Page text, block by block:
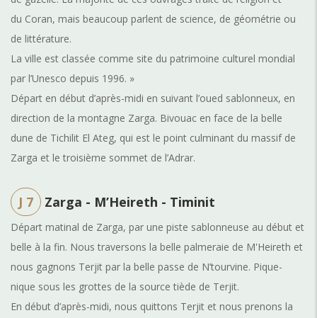
du Coran, mais beaucoup parlent de science, de géométrie ou
de littérature.
La ville est classée comme site du patrimoine culturel mondial
par l’Unesco depuis 1996. »
Départ en début d’après-midi en suivant l’oued sablonneux, en
direction de la montagne Zarga. Bivouac en face de la belle
dune de Tichilit El Ateg, qui est le point culminant du massif de
Zarga et le troisième sommet de l’Adrar.
J 7 Zarga - M’Heireth - Timinit
Départ matinal de Zarga, par une piste sablonneuse au début et
belle à la fin. Nous traversons la belle palmeraie de M'Heireth et
nous gagnons Terjit par la belle passe de N’tourvine. Pique-
nique sous les grottes de la source tiède de Terjit.
En début d’après-midi, nous quittons Terjit et nous prenons la